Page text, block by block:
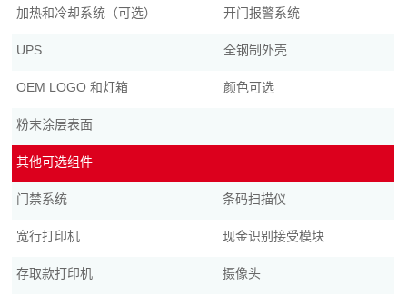
加热和冷却系统（可选） 开门报警系统
UPS 全钢制外壳
OEM LOGO 和灯箱 颜色可选
粉末涂层表面
其他可选组件
门禁系统 条码扫描仪
宽行打印机 现金识别接受模块
存取款打印机 摄像头